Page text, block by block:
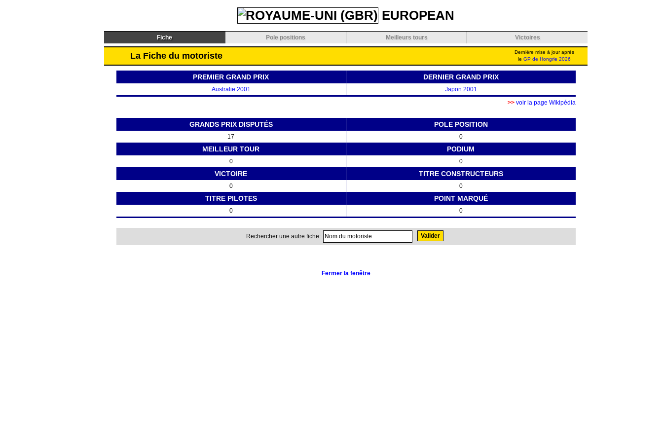
EUROPEAN
Fiche Pole positions Meilleurs tours Victoires
La Fiche du motoriste
Dernière mise à jour après
le GP de Hongrie 2026
PREMIER GRAND PRIX DERNIER GRAND PRIX
Australie 2001
Japon 2001
>> voir la page Wikipédia
GRANDS PRIX DISPUTÉS POLE POSITION
17 0
MEILLEUR TOUR PODIUM
0 0
VICTOIRE TITRE CONSTRUCTEURS
0 0
TITRE PILOTES POINT MARQUÉ
0 0
Rechercher une autre fiche:
Fermer la fenêtre